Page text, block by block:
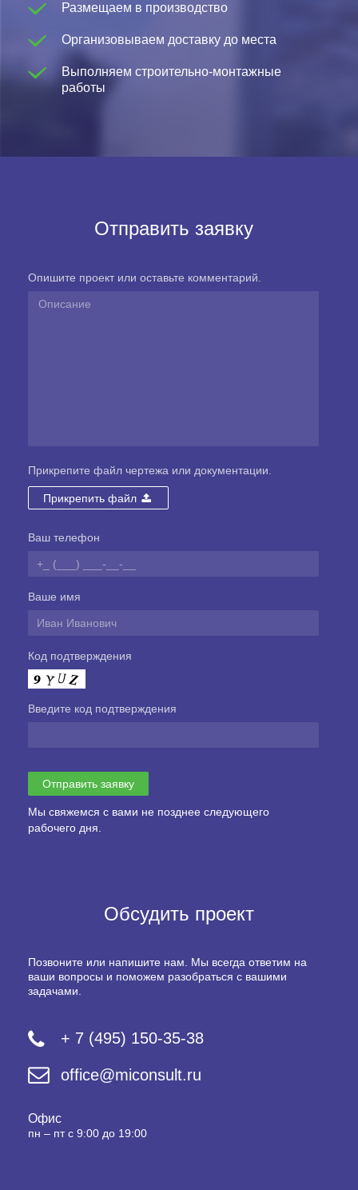
Размещаем в производство
Организовываем доставку до места
Выполняем строительно-монтажные
работы
Отправить заявку
Опишите проект или оставьте комментарий.
Прикрепите файл чертежа или документации.
Прикрепить файл
Ваш телефон
Ваше имя
Код подтверждения
Введите код подтверждения
Мы свяжемся с вами не позднее следующего
рабочего дня.
Обсудить проект
Позвоните или напишите нам. Мы всегда ответим на
ваши вопросы и поможем разобраться с вашими
задачами.
+ 7 (495) 150-35-38
office@miconsult.ru
Офис
пн – пт с 9:00 до 19:00